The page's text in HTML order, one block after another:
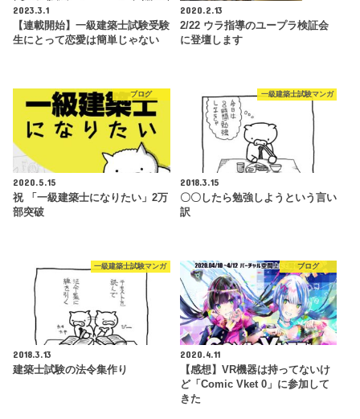
2023.3.1
【連載開始】一級建築士試験受験
生にとって恋愛は簡単じゃない
2020.2.13
2/22 ウラ指導のユープラ検証会
に登壇します
ブログ
2020.5.15
祝 「一級建築士になりたい」2万
部突破
一級建築士試験マンガ
2018.3.15
〇〇したら勉強しようという言い
訳
一級建築士試験マンガ
2018.3.13
建築士試験の法令集作り
ブログ
2020.4.11
【感想】VR機器は持ってないけ
ど「Comic Vket 0」に参加して
きた